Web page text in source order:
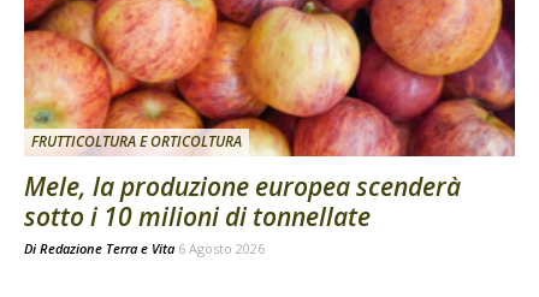
FRUTTICOLTURA E ORTICOLTURA
Mele, la produzione europea scenderà
sotto i 10 milioni di tonnellate
Di Redazione Terra e Vita 6 Agosto 2026